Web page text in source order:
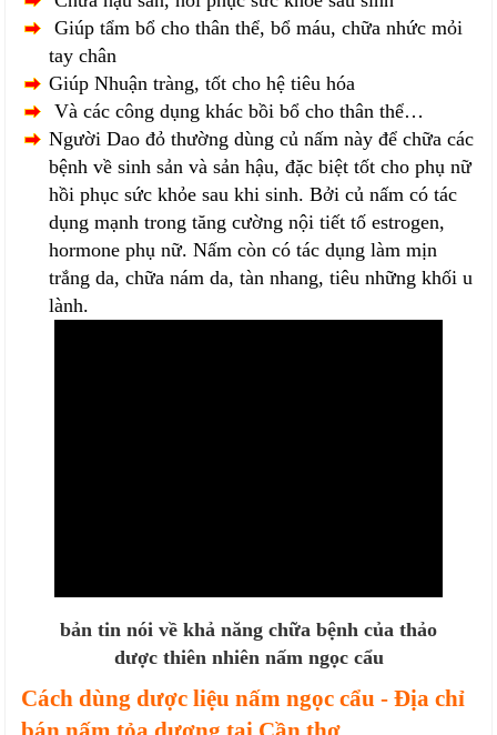
Giúp tẩm bổ cho thân thể, bổ máu, chữa nhức mỏi
tay chân
Giúp Nhuận tràng, tốt cho hệ tiêu hóa
Và các công dụng khác bồi bổ cho thân thể…
Người Dao đỏ thường dùng củ nấm này để chữa các
bệnh về sinh sản và sản hậu, đặc biệt tốt cho phụ nữ
hồi phục sức khỏe sau khi sinh. Bởi củ nấm có tác
dụng mạnh trong tăng cường nội tiết tố estrogen,
hormone phụ nữ. Nấm còn có tác dụng làm mịn
trắng da, chữa nám da, tàn nhang, tiêu những khối u
lành.
bản tin nói về khả năng chữa bệnh của thảo
dược thiên nhiên nấm ngọc cẩu
Cách dùng dược liệu nấm ngọc cẩu - Địa chỉ